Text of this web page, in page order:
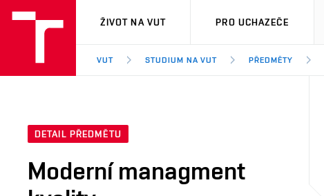
VUT
ŽIVOT NA VUT PRO UCHAZEČE
VUT STUDIUM NA VUT PŘEDMĚTY
DETAIL PŘEDMĚTU
Moderní managment